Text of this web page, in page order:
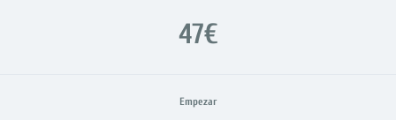
47€
Empezar